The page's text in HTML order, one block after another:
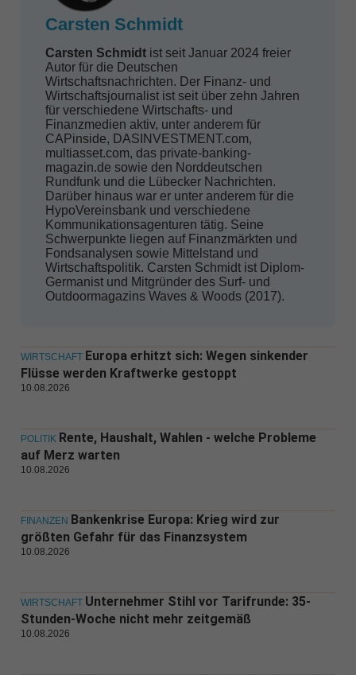
Carsten Schmidt
Carsten Schmidtist seit Januar 2024 freier
Autor für die Deutschen
Wirtschafts­nachrichten. Der Finanz- und
Wirtschaftsjournalist ist seit über zehn Jahren
für verschiedene Wirtschafts- und
Finanzmedien aktiv, unter anderem für
CAPinside, DASINVESTMENT.com,
multiasset.com, das private-banking-
magazin.de sowie den Norddeutschen
Rundfunk und die Lübecker Nachrichten.
Darüber hinaus war er unter anderem für die
HypoVereinsbank und verschiedene
Kommunikationsagenturen tätig. Seine
Schwerpunkte liegen auf Finanzmärkten und
Fondsanalysen sowie Mittelstand und
Wirtschaftspolitik. Carsten Schmidt ist Diplom-
Germanist und Mitgründer des Surf- und
Outdoormagazins Waves & Woods (2017).
WIRTSCHAFT Europa erhitzt sich: Wegen sinkender
Flüsse werden Kraftwerke gestoppt
10.08.2026
POLITIK Rente, Haushalt, Wahlen - welche Probleme
auf Merz warten
10.08.2026
FINANZEN Bankenkrise Europa: Krieg wird zur
größten Gefahr für das Finanzsystem
10.08.2026
WIRTSCHAFT Unternehmer Stihl vor Tarifrunde: 35-
Stunden-Woche nicht mehr zeitgemäß
10.08.2026